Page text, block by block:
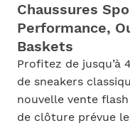
Chaussures
Performance,
Baskets
Profitez de jusqu’à
de sneakers
nouvelle vente
de clôture prévue